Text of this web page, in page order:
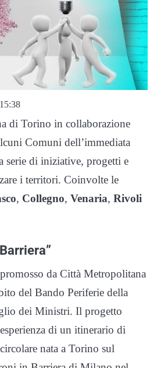
di Torino in collaborazione
Comuni dell’immediata
serie di iniziative, progetti e
i territori. Coinvolte le
, Collegno, Venaria, Rivoli
da Città Metropolitana
del Bando Periferie della
dei Ministri. Il progetto
di un itinerario di
nata a Torino sul